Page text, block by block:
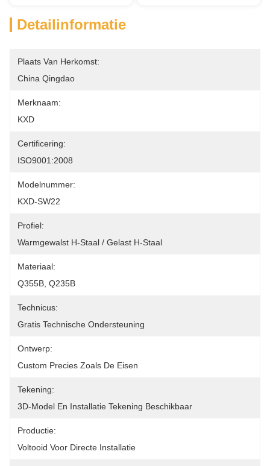
Detailinformatie
Plaats Van Herkomst:
China Qingdao
Merknaam:
KXD
Certificering:
ISO9001:2008
Modelnummer:
KXD-SW22
Profiel:
Warmgewalst H-Staal / Gelast H-Staal
Materiaal:
Q355B, Q235B
Technicus:
Gratis Technische Ondersteuning
Ontwerp:
Custom Precies Zoals De Eisen
Tekening:
3D-Model En Installatie Tekening Beschikbaar
Productie:
Voltooid Voor Directe Installatie